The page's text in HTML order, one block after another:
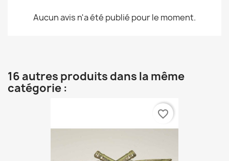
Aucun avis n'a été publié pour le moment.
16 autres produits dans la même
catégorie :
favorite_border